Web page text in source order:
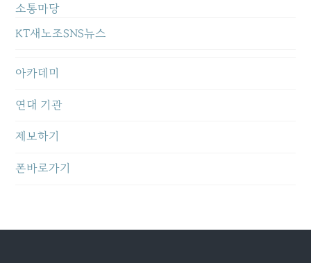
소통마당
KT새노조SNS뉴스
아카데미
연대 기관
제보하기
폰바로가기